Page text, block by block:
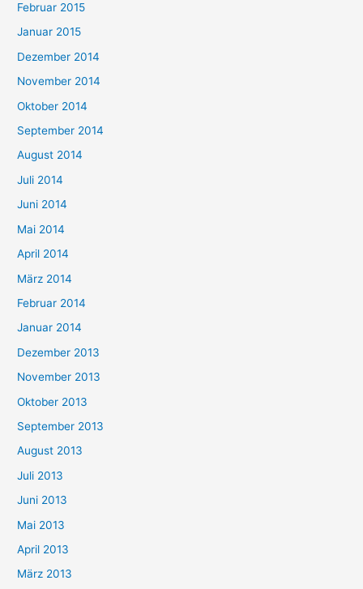
Februar 2015
Januar 2015
Dezember 2014
November 2014
Oktober 2014
September 2014
August 2014
Juli 2014
Juni 2014
Mai 2014
April 2014
März 2014
Februar 2014
Januar 2014
Dezember 2013
November 2013
Oktober 2013
September 2013
August 2013
Juli 2013
Juni 2013
Mai 2013
April 2013
März 2013